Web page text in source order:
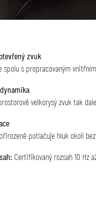
zvuk
spolu s propracovaným
velkorysý zvuk tak
potlačuje hluk okolí
Certifikovaný rozsah 10 Hz